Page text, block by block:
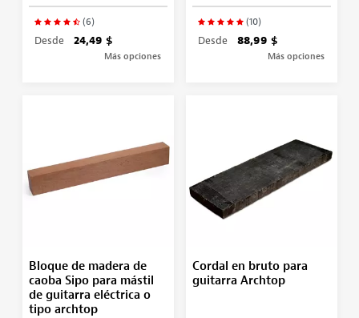
(6)
Desde 24,49 $
Más opciones
(10)
Desde 88,99 $
Más opciones
Bloque de madera de
caoba Sipo para mástil
de guitarra eléctrica o
tipo archtop
Cordal en bruto para
guitarra Archtop